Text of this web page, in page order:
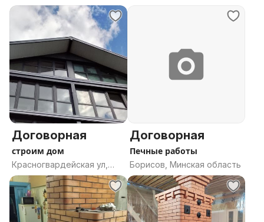
Договорная
строим дом
Красногвардейская ул,
112Д, Брест, Брестская
область
Договорная
Печные работы
Борисов, Минская область